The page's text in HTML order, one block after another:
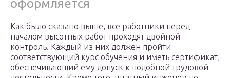
оформляется
Как было сказано выше, все работники перед
началом высотных работ проходят двойной
контроль. Каждый из них должен пройти
соответствующий курс обучения и иметь сертификат,
обеспечивающий ему допуск к подобной трудовой